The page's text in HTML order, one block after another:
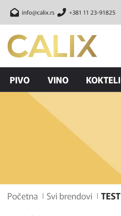
info@calix.rs +381 11 23-91825
PIVO VINO KOKTELI
Početna Svi brendovi TEST